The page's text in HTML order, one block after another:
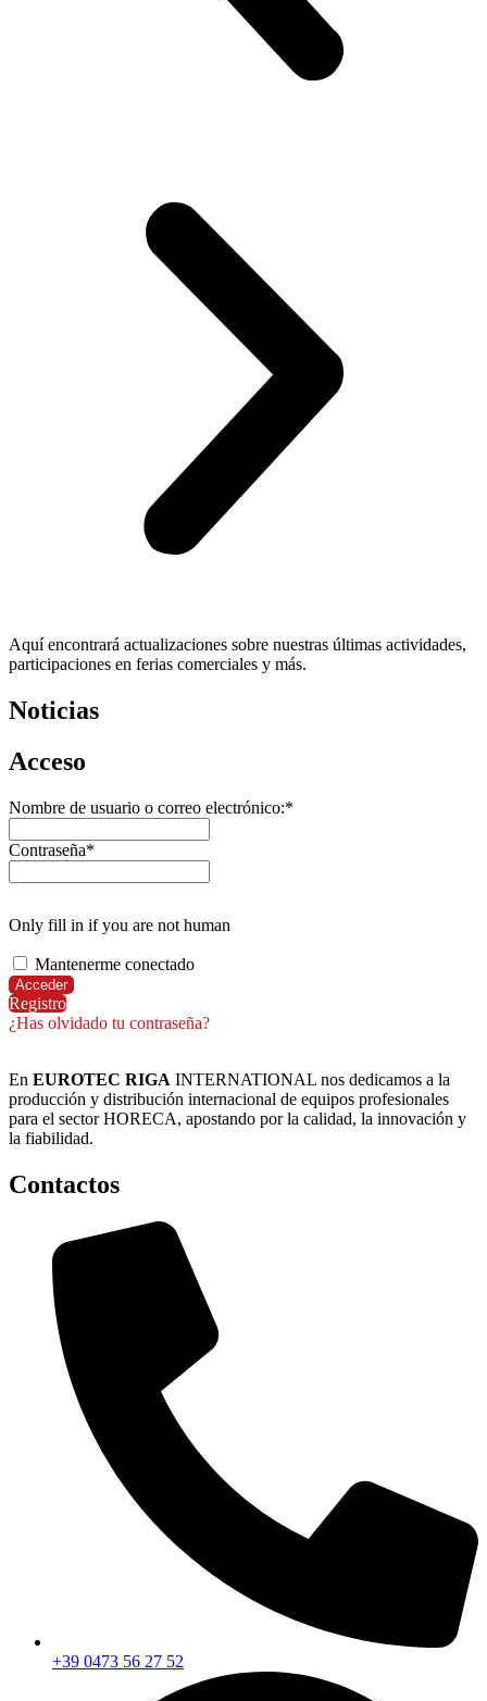
Aquí encontrará actualizaciones sobre nuestras últimas actividades,
participaciones en ferias comerciales y más.
Noticias
Acceso
Nombre de usuario o correo electrónico:*
Contraseña*
Only fill in if you are not human
Mantenerme conectado
Registro
¿Has olvidado tu contraseña?
En EUROTEC RIGA INTERNATIONAL nos dedicamos a la
producción y distribución internacional de equipos profesionales
para el sector HORECA, apostando por la calidad, la innovación y
la fiabilidad.
Contactos
+39 0473 56 27 52